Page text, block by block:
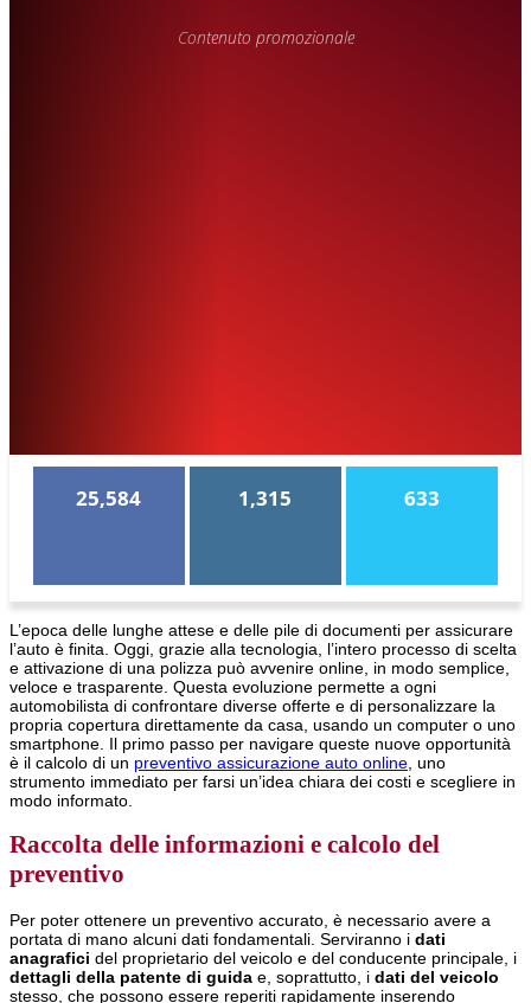
Contenuto promozionale
25,584 1,315 633
L’epoca delle lunghe attese e delle pile di documenti per assicurare
l’auto è finita. Oggi, grazie alla tecnologia, l’intero processo di scelta
e attivazione di una polizza può avvenire online, in modo semplice,
veloce e trasparente. Questa evoluzione permette a ogni
automobilista di confrontare diverse offerte e di personalizzare la
propria copertura direttamente da casa, usando un computer o uno
smartphone. Il primo passo per navigare queste nuove opportunità
è il calcolo di un preventivo assicurazione auto online , uno
strumento immediato per farsi un’idea chiara dei costi e scegliere in
modo informato.
Raccolta delle informazioni e calcolo del
preventivo
Per poter ottenere un preventivo accurato, è necessario avere a
portata di mano alcuni dati fondamentali. Serviranno i dati
anagrafici del proprietario del veicolo e del conducente principale, i
dettagli della patente di guida e, soprattutto, i dati del veicolo
stesso, che possono essere reperiti rapidamente inserendo